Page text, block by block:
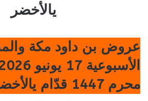
يالأخضر
عروض بن داود مكة
محرم 1447 قدّام يالأخضر